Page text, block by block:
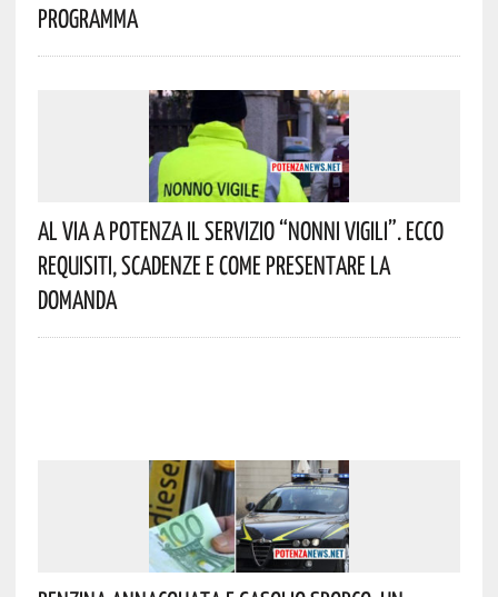
Programma
Al Via A Potenza Il Servizio “Nonni Vigili”. Ecco
Requisiti, Scadenze E Come Presentare La
Domanda